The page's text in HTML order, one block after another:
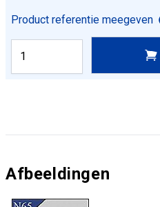
Product referentie meegeven
Afbeeldingen